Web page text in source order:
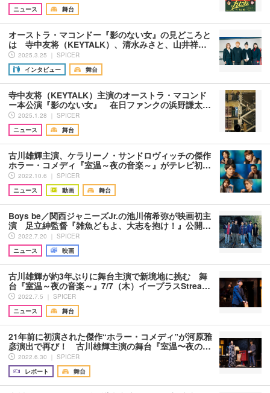
ニュース
舞台
オーストラ・マコンドー『影のない女』の見どころと
は 寺中友将（KEYTALK）、清水みさと、山井祥…
2025.3.25 ｜ SPICER
インタビュー
舞台
寺中友将（KEYTALK）主演のオーストラ・マコンド
ー本公演『影のない女』 在日ファンクの浜野謙太…
2025.1.28 ｜ SPICER
ニュース
舞台
古川雄輝主演、ケラリーノ・サンドロヴィッチの傑作
ホラー・コメディ『室温～夜の音楽～』がテレビ初…
2022.10.6 ｜ SPICER
ニュース
動画 舞台
Boys be／関西ジャニーズJr.の池川侑希弥が映画初主
演 足立紳監督『雑魚どもよ、大志を抱け！』公開…
2022.7.20 ｜ SPICER
ニュース
映画
古川雄輝が約3年ぶりに舞台主演で新境地に挑む 舞
台『室温～夜の音楽～』7/7（木）イープラスStrea…
2022.7.5 ｜ SPICER
ニュース
舞台
21年前に初演された傑作“ホラー・コメディ”が河原雅
彦演出で再び！ 古川雄輝主演の舞台『室温〜夜の…
2022.6.30 ｜ SPICER
レポート
舞台